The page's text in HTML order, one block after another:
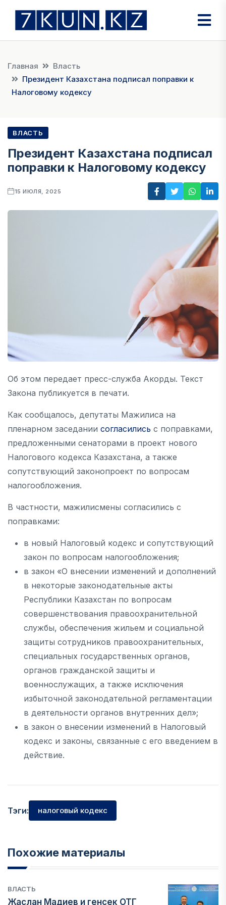
Главная
Власть
Президент Казахстана подписал поправки к
Налоговому кодексу
ВЛАСТЬ
Президент Казахстана подписал
поправки к Налоговому кодексу
15 ИЮЛЯ, 2025
Об этом передает пресс-служба Акорды. Текст
Закона публикуется в печати.
Как сообщалось, депутаты Мажилиса на
пленарном заседании согласились с поправками,
предложенными сенаторами в проект нового
Налогового кодекса Казахстана, а также
сопутствующий законопроект по вопросам
налогообложения.
В частности, мажилисмены согласились с
поправками:
в новый Налоговый кодекс и сопутствующий
закон по вопросам налогообложения;
в закон «О внесении изменений и дополнений
в некоторые законодательные акты
Республики Казахстан по вопросам
совершенствования правоохранительной
службы, обеспечения жильем и социальной
защиты сотрудников правоохранительных,
специальных государственных органов,
органов гражданской защиты и
военнослужащих, а также исключения
избыточной законодательной регламентации
в деятельности органов внутренних дел»;
в закон о внесении изменений в Налоговый
кодекс и законы, связанные с его введением в
действие.
Тэги: налоговый кодекс
Похожие материалы
ВЛАСТЬ
Жаслан Мадиев и генсек ОТГ